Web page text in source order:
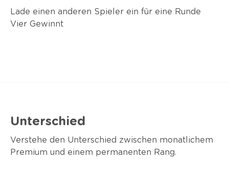
Lade einen anderen Spieler ein für eine Runde
Vier Gewinnt
Unterschied
Verstehe den Unterschied zwischen monatlichem
Premium und einem permanenten Rang.